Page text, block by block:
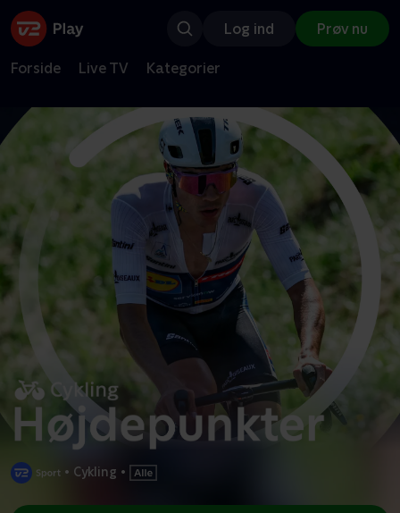
Log ind Prøv nu
Forside Live TV Kategorier
• Cykling •